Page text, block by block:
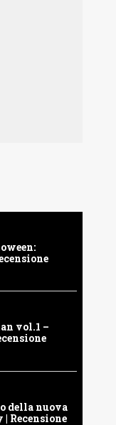
vol.1 –
della nuova
Recensione